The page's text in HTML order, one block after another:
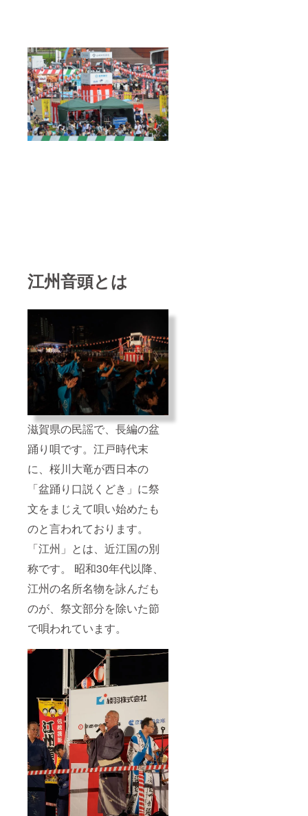
江州音頭とは
滋賀県の民謡で、長編の盆
踊り唄です。江戸時代末
に、桜川大竜が西日本の
「盆踊り口説くどき」に祭
文をまじえて唄い始めたも
のと言われております。
「江州」とは、近江国の別
称です。 昭和30年代以降、
江州の名所名物を詠んだも
のが、祭文部分を除いた節
で唄われています。